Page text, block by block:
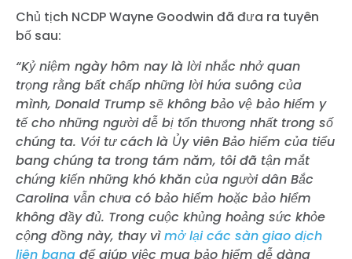
Chủ tịch NCDP Wayne Goodwin đã đưa ra tuyên
bố sau:
“Kỷ niệm ngày hôm nay là lời nhắc nhở quan
trọng rằng bất chấp những lời hứa suông của
mình, Donald Trump sẽ không bảo vệ bảo hiểm y
tế cho những người dễ bị tổn thương nhất trong số
chúng ta. Với tư cách là Ủy viên Bảo hiểm của tiểu
bang chúng ta trong tám năm, tôi đã tận mắt
chứng kiến những khó khăn của người dân Bắc
Carolina vẫn chưa có bảo hiểm hoặc bảo hiểm
không đầy đủ. Trong cuộc khủng hoảng sức khỏe
cộng đồng này, thay vìmở lại các sàn giao dịch
liên bang để giúp việc mua bảo hiểm dễ dàng